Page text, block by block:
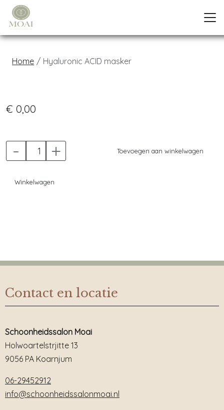
Home Hyaluronic ACID masker
€ 0,00
- + Toevoegen aan winkelwagen
Winkelwagen
Contact en locatie
Schoonheidssalon Moai
Holwoartelstrjitte 13
9056 PA Koarnjum
06-29452912
info@schoonheidssalonmoai.nl